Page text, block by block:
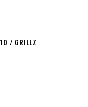
/ GRILLZ